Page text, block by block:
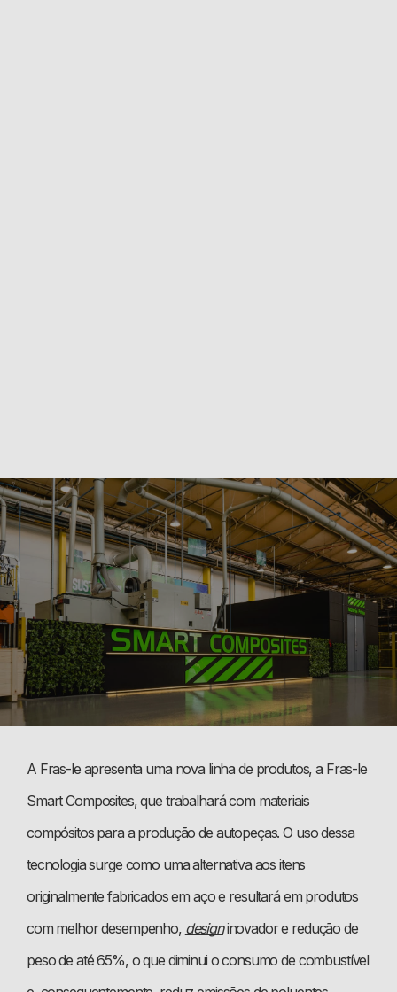
A Fras-le apresenta uma nova linha de produtos, a Fras-le
Smart Composites, que trabalhará com materiais
compósitos para a produção de autopeças. O uso dessa
tecnologia surge como uma alternativa aos itens
originalmente fabricados em aço e resultará em produtos
com melhor desempenho, designinovador e redução de
peso de até 65%, o que diminui o consumo de combustível